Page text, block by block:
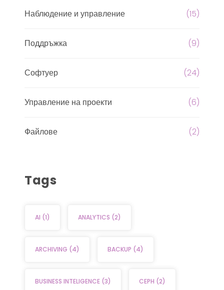
Наблюдение и управление (15)
Поддръжка (9)
Софтуер (24)
Управление на проекти (6)
Файлове (2)
Tags
AI (1) ANALYTICS (2)
ARCHIVING (4) BACKUP (4)
BUSINESS INTELIGENCE (3) CEPH (2)